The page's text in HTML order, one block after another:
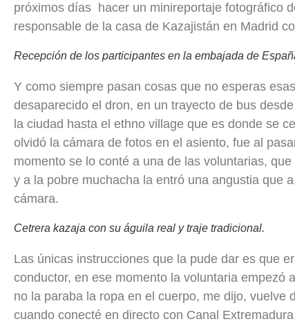
próximos días hacer un minireportaje fotográfico
responsable de la casa de Kazajistán en Madrid
Recepción de los participantes en la embajada de
Y como siempre pasan cosas que no esperas
desaparecido el dron, en un trayecto de bus
la ciudad hasta el ethno village que es donde se
olvidó la cámara de fotos en el asiento, fue al
momento se lo conté a una de las voluntarias,
y a la pobre muchacha la entró una angustia que
cámara.
Cetrera kazaja con su águila real y traje tradicional.
Las únicas instrucciones que la pude dar es que
conductor, en ese momento la voluntaria empezó
no la paraba la ropa en el cuerpo, me dijo,
cuando conecté en directo con Canal